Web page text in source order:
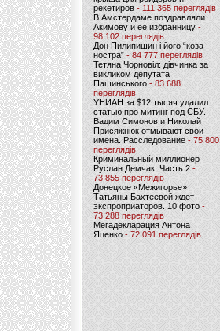
рекетиров - 111 365 переглядів
В Амстердаме поздравляли
Акимову и ее избранницу -
98 102 переглядів
Дон Пилипишин і його “коза-
ностра” - 84 777 переглядів
Тетяна Чорновіл: дівчинка за
викликом депутата
Пашинського- 83 688
переглядів
УНИАН за $12 тысяч удалил
статью про митинг под СБУ.
Вадим Симонов и Николай
Присяжнюк отмывают свои
имена. Расследование - 75 800
переглядів
Криминальный миллионер
Руслан Демчак. Часть 2-
73 855 переглядів
Донецкое «Межигорье»
Татьяны Бахтеевой ждет
экспроприаторов. 10 фото -
73 288 переглядів
Мегадекларация Антона
Яценко - 72 091 переглядів